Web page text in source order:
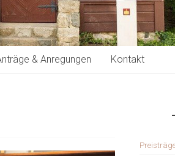
& Anregungen Kontakt